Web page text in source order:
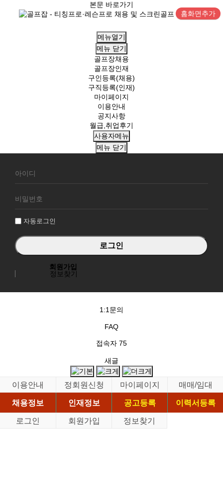
본문 바로가기
홈화면추가
메뉴열기
메뉴 닫기
골프장채용
골프장인재
구인등록(채용)
구직등록(인재)
마이페이지
이용안내
공지사항
월급,취업후기
사용자메뉴
메뉴 닫기
원
그
자동로그인
회원가입
정보찾기
1:1문의
FAQ
접속자 75
새글
이용안내 정회원신청 마이페이지
매매/임대
채용정보
인재정보 공고등록
이력서등록
로그인
회원가입 정보찾기